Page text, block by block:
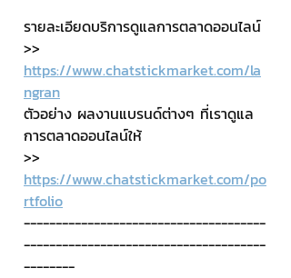
รายละเอียดบริการดูแลการตลาดออนไลน์
>>
https://www.chatstickmarket.com/la
ngran
ตัวอย่าง ผลงานแบรนด์ต่างๆ ที่เราดูแล
การตลาดออนไลน์ให้
>>
https://www.chatstickmarket.com/po
rtfolio
--------------------------------------
--------------------------------------
--------